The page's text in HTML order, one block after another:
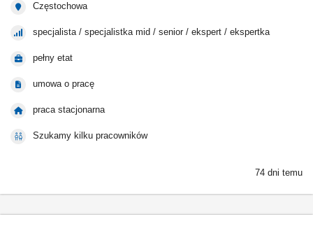
Częstochowa
specjalista / specjalistka mid / senior / ekspert / ekspertka
pełny etat
umowa o pracę
praca stacjonarna
Szukamy kilku pracowników
74 dni temu